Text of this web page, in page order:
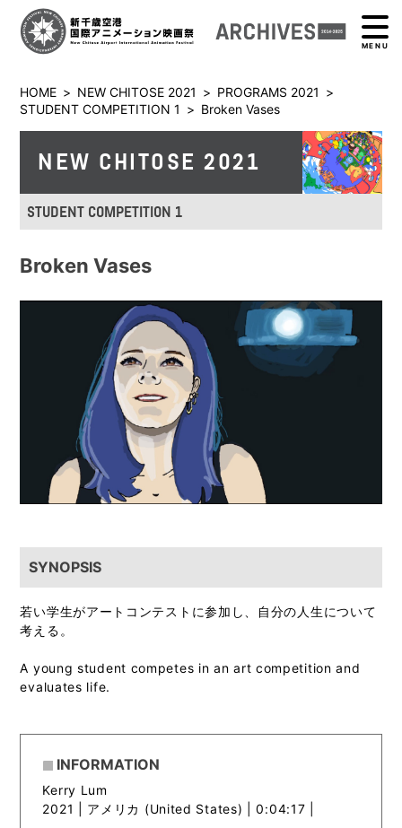
MENU
HOME > NEW CHITOSE 2021 > PROGRAMS 2021 >
STUDENT COMPETITION 1 > Broken Vases
NEW CHITOSE 2021
STUDENT COMPETITION 1
Broken Vases
SYNOPSIS
若い学生がアートコンテストに参加し、自分の人生について
考える。
A young student competes in an art competition and
evaluates life.
INFORMATION
Kerry Lum
2021 | アメリカ (United States) | 0:04:17 |